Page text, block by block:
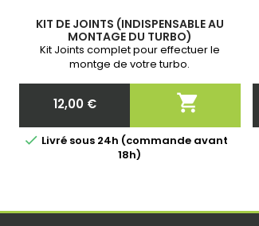
KIT DE JOINTS (INDISPENSABLE AU
MONTAGE DU TURBO)
Kit Joints complet pour effectuer le
montge de votre turbo.
Prix
12,00 € 
 Livré sous 24h (commande avant
18h)